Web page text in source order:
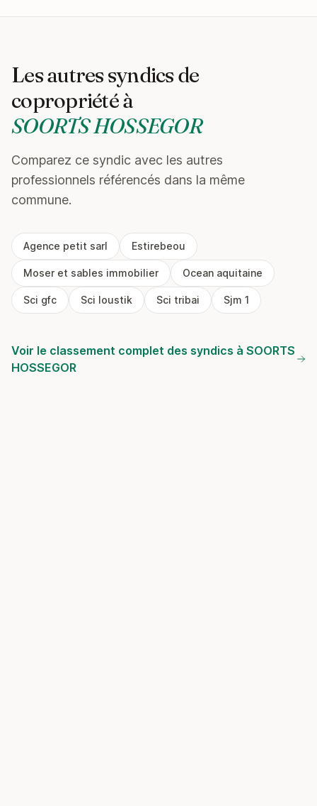
Les autres syndics de
copropriété à
SOORTS HOSSEGOR
Comparez ce syndic avec les autres
professionnels référencés dans la même
commune.
Agence petit sarl Estirebeou
Moser et sables immobilier Ocean aquitaine
Sci gfc Sci loustik Sci tribai Sjm 1
Voir le classement complet des syndics à SOORTS
HOSSEGOR